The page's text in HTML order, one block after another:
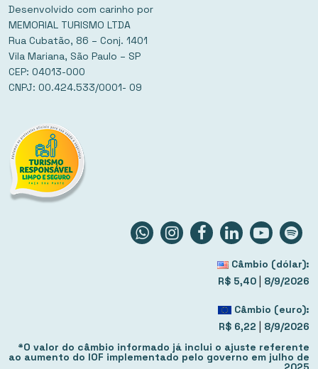
Desenvolvido com carinho por
MEMORIAL TURISMO LTDA
Rua Cubatão, 86 – Conj. 1401
Vila Mariana, São Paulo – SP
CEP: 04013-000
CNPJ: 00.424.533/0001- 09
Câmbio (dólar):
R$ 5,40 | 8/9/2026
Câmbio (euro):
R$ 6,22 | 8/9/2026
*O valor do câmbio informado já inclui o ajuste referente
ao aumento do IOF implementado pelo governo em julho de